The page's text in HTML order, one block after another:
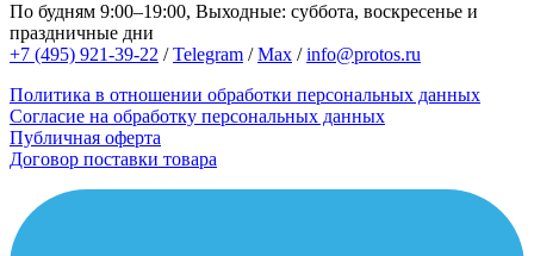
По будням 9:00–19:00, Выходные: суббота, воскресенье и
праздничные дни
+7 (495) 921-39-22 /Telegram /Max /info@protos.ru
Политика в отношении обработки персональных данных
Согласие на обработку персональных данных
Публичная оферта
Договор поставки товара